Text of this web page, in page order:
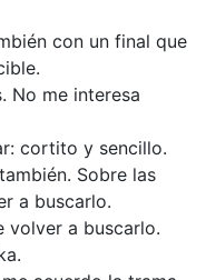
con un final que
No me interesa
cortito y sencillo.
Sobre las
a buscarlo.
volver a buscarlo.